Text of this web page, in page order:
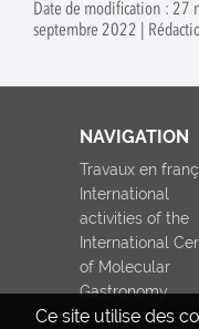
Date de modification : 27
septembre 2022 |
Ce site utilise des
NAVIGATION
Travaux en
International
activities of the
International
of Molecular
Gastronomy